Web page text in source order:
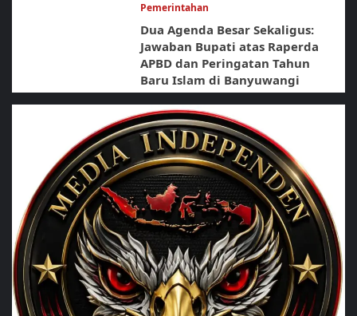
Pemerintahan
Dua Agenda Besar Sekaligus:
Jawaban Bupati atas Raperda
APBD dan Peringatan Tahun
Baru Islam di Banyuwangi